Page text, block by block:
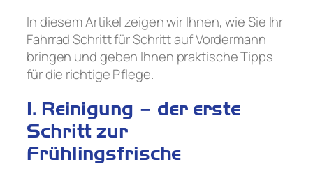
In diesem Artikel zeigen wir Ihnen, wie Sie Ihr
Fahrrad Schritt für Schritt auf Vordermann
bringen und geben Ihnen praktische Tipps
für die richtige Pflege.
1. Reinigung – der erste
Schritt zur
Frühlingsfrische